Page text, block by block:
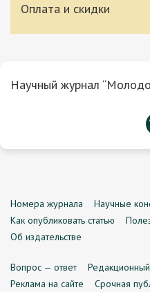
Оплата и скидки
Научный журнал
Номера журнала Научные
Как опубликовать статью
Об издательстве
Вопрос — ответ
Реклама на сайте
Срочная